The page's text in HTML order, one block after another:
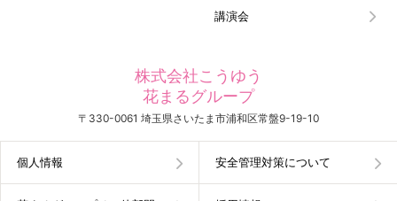
講演会
株式会社こうゆう
花まるグループ
〒330-0061 埼玉県さいたま市浦和区常盤9-19-10
個人情報 安全管理対策について